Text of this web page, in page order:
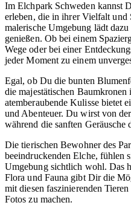
Im Elchpark Schweden kannst
erleben, die in ihrer Vielfalt
malerische Umgebung lädt
genießen. Ob bei einem
Wege oder bei einer
jeder Moment zu einem
Egal, ob Du die bunten
die majestätischen
atemberaubende Kulisse bietet
und Abenteuer. Du wirst von
während die sanften
Die tierischen Bewohner des
beeindruckenden Elche, fühlen
Umgebung sichtlich wohl. Das
Flora und Fauna gibt Dir die
mit diesen faszinierenden
Fotos zu machen.